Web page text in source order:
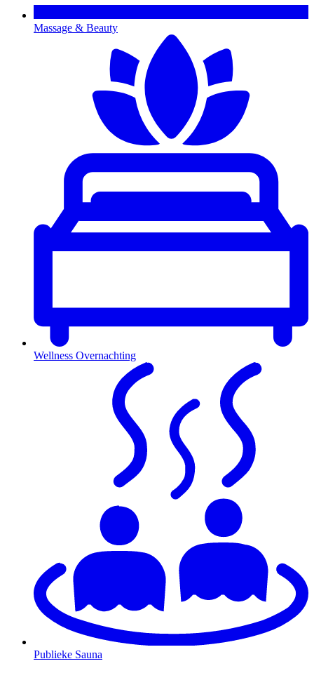
Massage & Beauty
Wellness Overnachting
Publieke Sauna